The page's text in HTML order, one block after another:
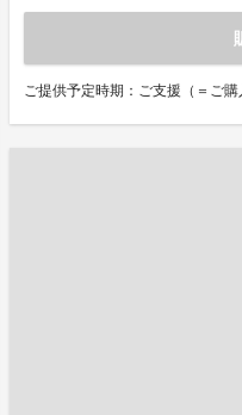
ご提供予定時期：ご支援（＝ご